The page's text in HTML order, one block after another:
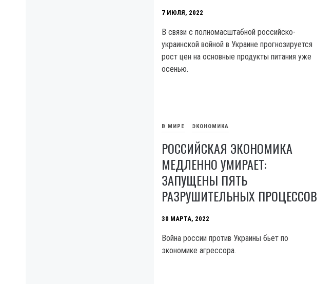
7 ИЮЛЯ, 2022
В связи с полномасштабной российско-
украинской войной в Украине прогнозируется
рост цен на основные продукты питания уже
осенью.
В МИРЕ ЭКОНОМИКА
РОССИЙСКАЯ ЭКОНОМИКА
МЕДЛЕННО УМИРАЕТ:
ЗАПУЩЕНЫ ПЯТЬ
РАЗРУШИТЕЛЬНЫХ ПРОЦЕССОВ
30 МАРТА, 2022
Война россии против Украины бьет по
экономике агрессора.